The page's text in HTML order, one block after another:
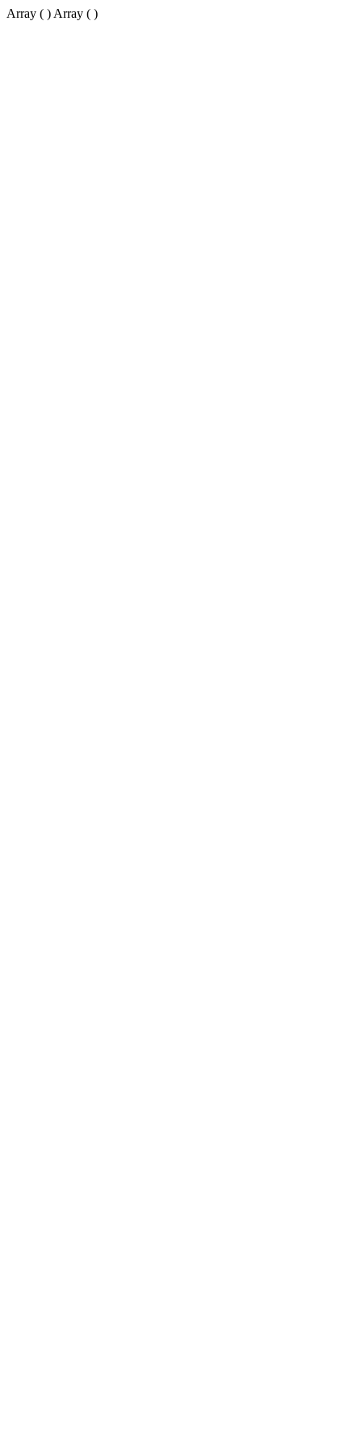
Array ( ) Array ( )